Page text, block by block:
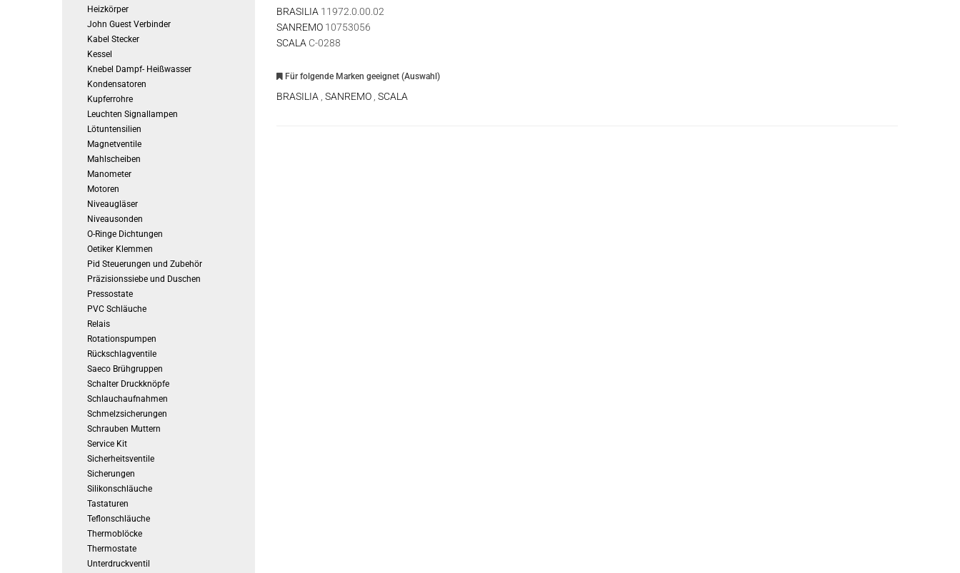
Heizkörper
John Guest Verbinder
Kabel Stecker
Kessel
Knebel Dampf- Heißwasser
Kondensatoren
Kupferrohre
Leuchten Signallampen
Lötuntensilien
Magnetventile
Mahlscheiben
Manometer
Motoren
Niveaugläser
Niveausonden
O-Ringe Dichtungen
Oetiker Klemmen
Pid Steuerungen und Zubehör
Präzisionssiebe und Duschen
Pressostate
PVC Schläuche
Relais
Rotationspumpen
Rückschlagventile
Saeco Brühgruppen
Schalter Druckknöpfe
Schlauchaufnahmen
Schmelzsicherungen
Schrauben Muttern
Service Kit
Sicherheitsventile
Sicherungen
Silikonschläuche
Tastaturen
Teflonschläuche
Thermoblöcke
Thermostate
Unterdruckventil
BRASILIA 11972.0.00.02
SANREMO 10753056
SCALA C-0288
Für folgende Marken geeignet (Auswahl)
BRASILIA SANREMO SCALA